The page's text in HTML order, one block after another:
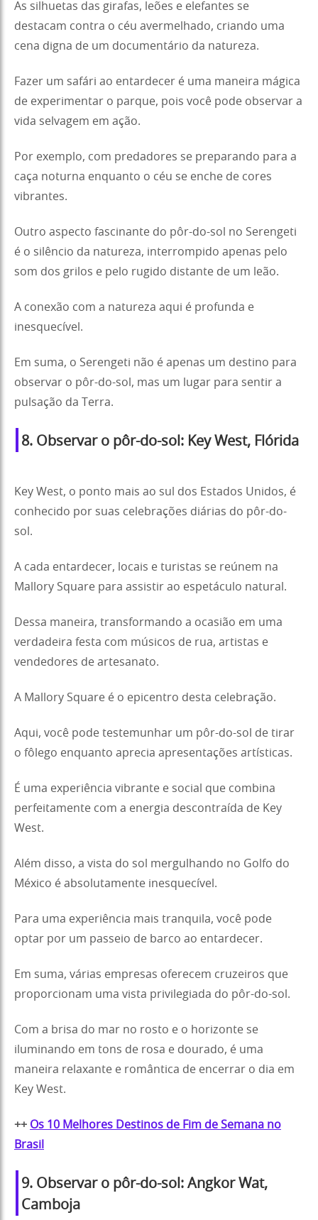
As silhuetas das girafas, leões e elefantes se
destacam contra o céu avermelhado, criando uma
cena digna de um documentário da natureza.
Fazer um safári ao entardecer é uma maneira mágica
de experimentar o parque, pois você pode observar a
vida selvagem em ação.
Por exemplo, com predadores se preparando para a
caça noturna enquanto o céu se enche de cores
vibrantes.
Outro aspecto fascinante do pôr-do-sol no Serengeti
é o silêncio da natureza, interrompido apenas pelo
som dos grilos e pelo rugido distante de um leão.
A conexão com a natureza aqui é profunda e
inesquecível.
Em suma, o Serengeti não é apenas um destino para
observar o pôr-do-sol, mas um lugar para sentir a
pulsação da Terra.
8. Observar o pôr-do-sol: Key West, Flórida
Key West, o ponto mais ao sul dos Estados Unidos, é
conhecido por suas celebrações diárias do pôr-do-
sol.
A cada entardecer, locais e turistas se reúnem na
Mallory Square para assistir ao espetáculo natural.
Dessa maneira, transformando a ocasião em uma
verdadeira festa com músicos de rua, artistas e
vendedores de artesanato.
A Mallory Square é o epicentro desta celebração.
Aqui, você pode testemunhar um pôr-do-sol de tirar
o fôlego enquanto aprecia apresentações artísticas.
É uma experiência vibrante e social que combina
perfeitamente com a energia descontraída de Key
West.
Além disso, a vista do sol mergulhando no Golfo do
México é absolutamente inesquecível.
Para uma experiência mais tranquila, você pode
optar por um passeio de barco ao entardecer.
Em suma, várias empresas oferecem cruzeiros que
proporcionam uma vista privilegiada do pôr-do-sol.
Com a brisa do mar no rosto e o horizonte se
iluminando em tons de rosa e dourado, é uma
maneira relaxante e romântica de encerrar o dia em
Key West.
++ Os 10 Melhores Destinos de Fim de Semana no
Brasil
9. Observar o pôr-do-sol: Angkor Wat,
Camboja